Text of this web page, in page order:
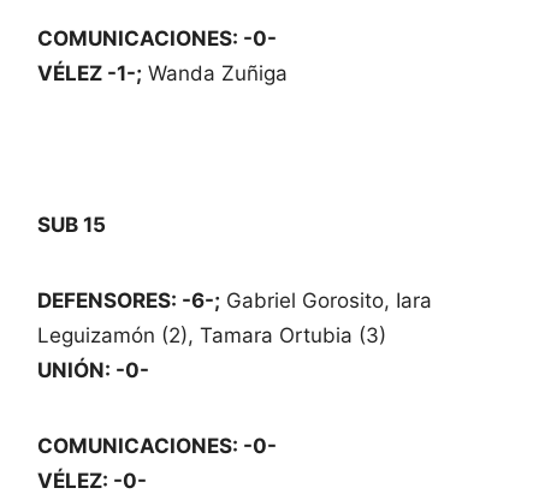
COMUNICACIONES: -0-
VÉLEZ -1-; Wanda Zuñiga
SUB 15
DEFENSORES: -6-; Gabriel Gorosito, Iara
Leguizamón (2), Tamara Ortubia (3)
UNIÓN: -0-
COMUNICACIONES: -0-
VÉLEZ: -0-